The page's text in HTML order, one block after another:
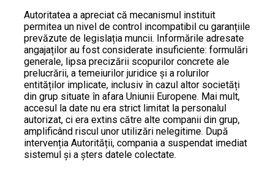
Autoritatea a apreciat că mecanismul instituit
permitea un nivel de control incompatibil cu garanțiile
prevăzute de legislația muncii. Informările adresate
angajaților au fost considerate insuficiente: formulări
generale, lipsa precizării scopurilor concrete ale
prelucrării, a temeiurilor juridice și a rolurilor
entităților implicate, inclusiv în cazul altor societăți
din grup situate în afara Uniunii Europene. Mai mult,
accesul la date nu era strict limitat la personalul
autorizat, ci era extins către alte companii din grup,
amplificând riscul unor utilizări nelegitime. După
intervenția Autorității, compania a suspendat imediat
sistemul și a șters datele colectate.